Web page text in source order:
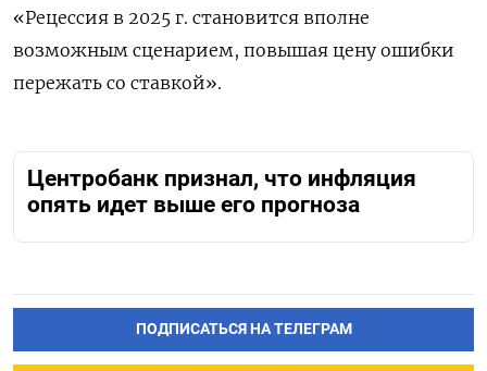
«Рецессия в 2025 г. становится вполне
возможным сценарием, повышая цену ошибки
пережать со ставкой».
Центробанк признал, что инфляция
опять идет выше его прогноза
ПОДПИСАТЬСЯ НА ТЕЛЕГРАМ